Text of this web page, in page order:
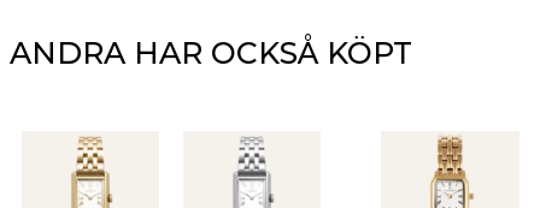
ANDRA HAR OCKSÅ KÖPT